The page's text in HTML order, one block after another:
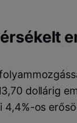
dollárig
4,4%-os